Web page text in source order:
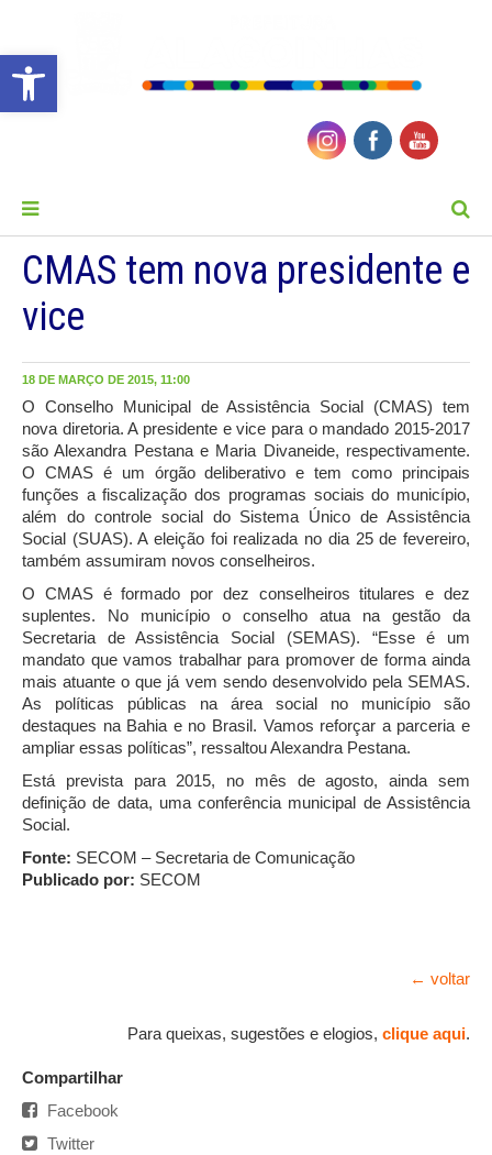
CMAS tem nova presidente e
vice
18 DE MARÇO DE 2015, 11:00
O Conselho Municipal de Assistência Social (CMAS) tem
nova diretoria. A presidente e vice para o mandado 2015-2017
são Alexandra Pestana e Maria Divaneide, respectivamente.
O CMAS é um órgão deliberativo e tem como principais
funções a fiscalização dos programas sociais do município,
além do controle social do Sistema Único de Assistência
Social (SUAS). A eleição foi realizada no dia 25 de fevereiro,
também assumiram novos conselheiros.
O CMAS é formado por dez conselheiros titulares e dez
suplentes. No município o conselho atua na gestão da
Secretaria de Assistência Social (SEMAS). “Esse é um
mandato que vamos trabalhar para promover de forma ainda
mais atuante o que já vem sendo desenvolvido pela SEMAS.
As políticas públicas na área social no município são
destaques na Bahia e no Brasil. Vamos reforçar a parceria e
ampliar essas políticas”, ressaltou Alexandra Pestana.
Está prevista para 2015, no mês de agosto, ainda sem
definição de data, uma conferência municipal de Assistência
Social.
Fonte: SECOM – Secretaria de Comunicação
Publicado por: SECOM
← voltar
Para queixas, sugestões e elogios, clique aqui.
Compartilhar
Facebook
Twitter
Barra de Ferramentas Aberta